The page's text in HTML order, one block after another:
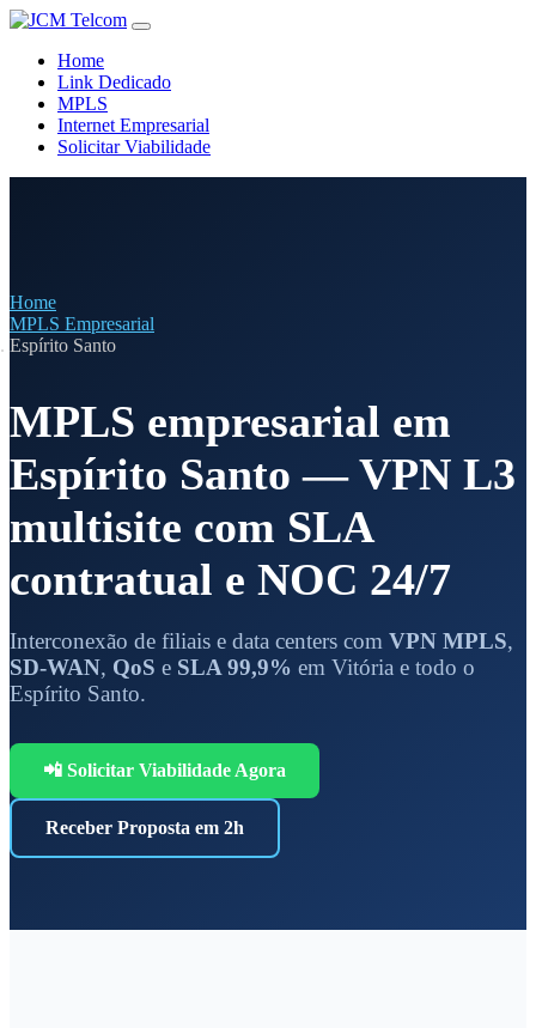
Home
Link Dedicado
MPLS
Internet Empresarial
Solicitar Viabilidade
Home
MPLS Empresarial
Espírito Santo
MPLS empresarial em
Espírito Santo — VPN L3
multisite com SLA
contratual e NOC 24/7
Interconexão de filiais e data centers com VPN MPLS,
SD-WAN, QoS e SLA 99,9% em Vitória e todo o
Espírito Santo.
📲 Solicitar Viabilidade Agora
Receber Proposta em 2h